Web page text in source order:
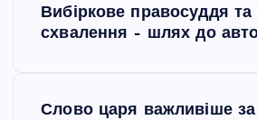
Вибіркове правосуддя
схвалення – шлях до
Слово царя важливіше за